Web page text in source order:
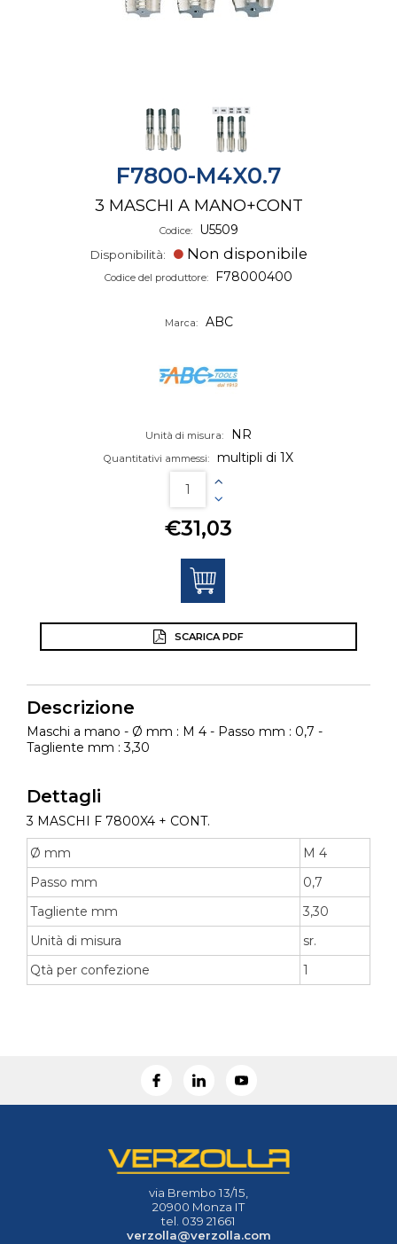
F7800-M4X0.7
3 MASCHI A MANO+CONT
Codice: U5509
Disponibilità: Non disponibile
Codice del produttore: F78000400
Marca: ABC
Unità di misura: NR
Quantitativi ammessi: multipli di 1X
€31,03
SCARICA PDF
Descrizione
Maschi a mano - Ø mm : M 4 - Passo mm : 0,7 -
Tagliente mm : 3,30
Dettagli
3 MASCHI F 7800X4 + CONT.
Ø mm
M 4
Passo mm
0,7
Tagliente mm
3,30
Unità di misura
sr.
Qtà per confezione
1
via Brembo 13/15,
20900 Monza IT
tel. 039 21661
verzolla@verzolla.com